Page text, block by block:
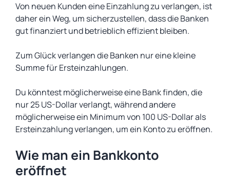
Von neuen Kunden eine Einzahlung zu verlangen, ist
daher ein Weg, um sicherzustellen, dass die Banken
gut finanziert und betrieblich effizient bleiben.
Zum Glück verlangen die Banken nur eine kleine
Summe für Ersteinzahlungen.
Du könntest möglicherweise eine Bank finden, die
nur 25 US-Dollar verlangt, während andere
möglicherweise ein Minimum von 100 US-Dollar als
Ersteinzahlung verlangen, um ein Konto zu eröffnen.
Wie man ein Bankkonto
eröffnet